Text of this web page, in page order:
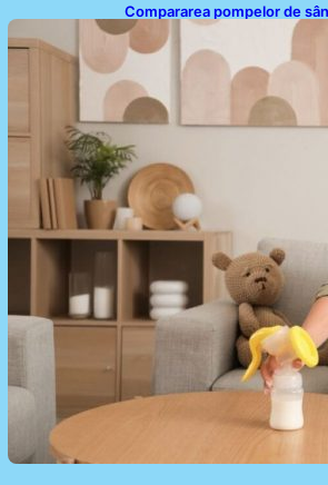
Compararea pompelor de
Alegerea ideală pentru